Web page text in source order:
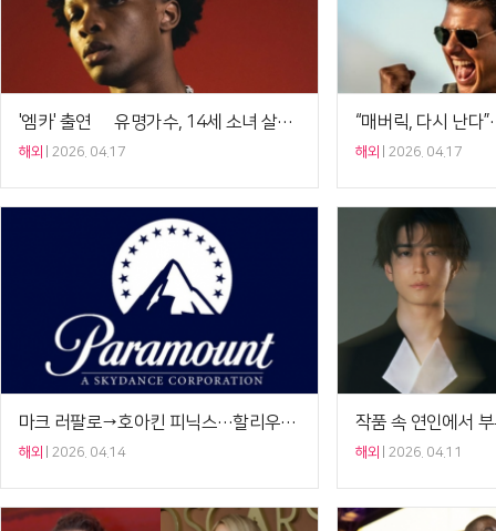
'엠카' 출연 美 유명가수, 14세 소녀 살해 혐의로 체포[Ce:월드뷰]
해외 2026. 04.17 해외 2026. 04.17
마크 러팔로→호아킨 피닉스…할리우드, 파라마운트-워너 합병 반대[Ce:월드뷰]
해외 2026. 04.14 해외 2026. 04.11